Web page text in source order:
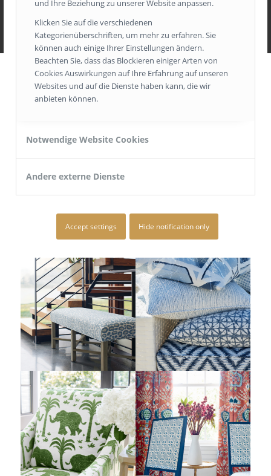
und Ihre Beziehung zu unserer Website anpassen.
Klicken Sie auf die verschiedenen
Kategorienüberschriften, um mehr zu erfahren. Sie
können auch einige Ihrer Einstellungen ändern.
Beachten Sie, dass das Blockieren einiger Arten von
Cookies Auswirkungen auf Ihre Erfahrung auf unseren
Websites und auf die Dienste haben kann, die wir
anbieten können.
Notwendige Website Cookies
Andere externe Dienste
Accept settings Hide notification only
geworden. Es wird eine wertige Qualität mit
fantastischen Mustern im klassischen, traditionellen,
tropischen Stil angeboten. Aber auch vereinzelte
neuartige Muster finden sich in dem Sortiment von
Thibaut.
Das Angebot wurde durch die Übernahme der in
Großbritannien ansässigen Firma Anna French, einer
Stickereien und schottische Spitze, erweitert. Anna
Energie und ihr Stil in neue Kollektionen einfließen.